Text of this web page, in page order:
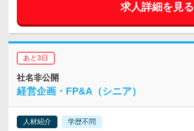
求人詳細を見る
あと3日
社名非公開
経営企画・FP&A（シニア）
人材紹介 学歴不問